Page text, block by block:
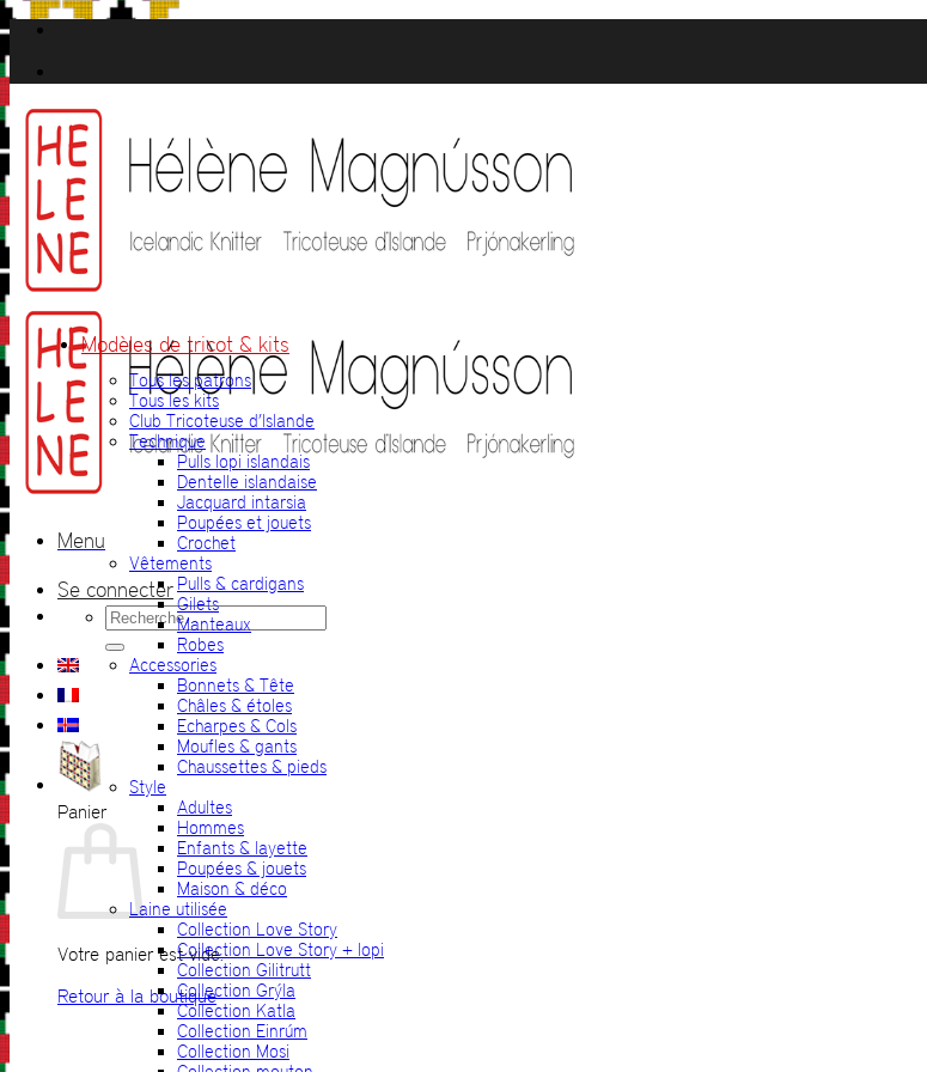
Passer
au
contenu
Menu
Se connecter
Recherche
pour :
Panier
Votre panier est vide.
Retour à la boutique
Modèles de tricot & kits
Tous les patrons
Tous les kits
Club Tricoteuse d’Islande
Technique
Pulls lopi islandais
Dentelle islandaise
Jacquard intarsia
Poupées et jouets
Crochet
Vêtements
Pulls & cardigans
Gilets
Manteaux
Robes
Accessories
Bonnets & Tête
Châles & étoles
Echarpes & Cols
Moufles & gants
Chaussettes & pieds
Style
Adultes
Hommes
Enfants & layette
Poupées & jouets
Maison & déco
Laine utilisée
Collection Love Story
Collection Love Story + lopi
Collection Gilitrutt
Collection Grýla
Collection Katla
Collection Einrúm
Collection Mosi